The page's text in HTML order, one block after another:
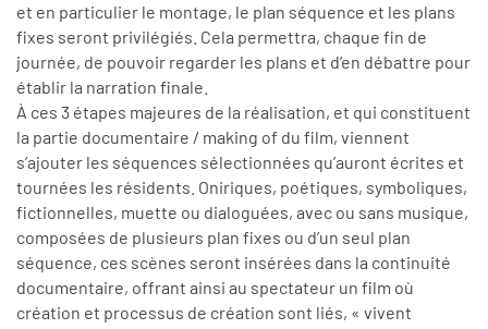
et en particulier le montage, le plan séquence et les plans
fixes seront privilégiés. Cela permettra, chaque fin de
journée, de pouvoir regarder les plans et d’en débattre pour
établir la narration finale.
À ces 3 étapes majeures de la réalisation, et qui constituent
la partie documentaire / making of du film, viennent
s’ajouter les séquences sélectionnées qu’auront écrites et
tournées les résidents. Oniriques, poétiques, symboliques,
fictionnelles, muette ou dialoguées, avec ou sans musique,
composées de plusieurs plan fixes ou d’un seul plan
séquence, ces scènes seront insérées dans la continuité
documentaire, offrant ainsi au spectateur un film où
création et processus de création sont liés, « vivent